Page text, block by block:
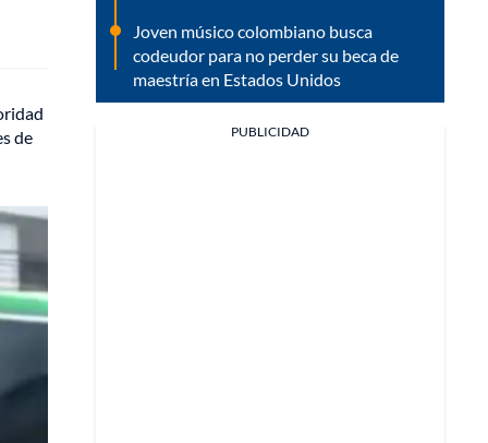
de
Joven músico colombiano busca
codeudor para no perder su beca de
maestría en Estados Unidos
PUBLICIDAD